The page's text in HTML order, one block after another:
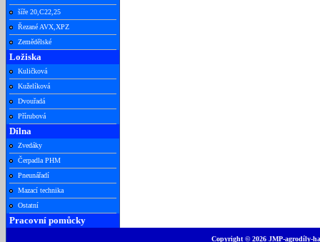
šíře 20,C22,25
Řezané AVX,XPZ
Zemědělské
Ložiska
Kuličková
Kuželíková
Dvouřadá
Přírubová
Dílna
Zvedáky
Čerpadla PHM
Pneunářadí
Mazací technika
Ostatní
Pracovní pomůcky
Copyright © 2026 JMP-agrodíly-